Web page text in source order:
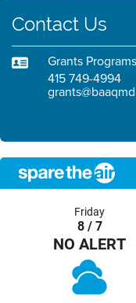
Contact Us
Grants
415 749-4994
Friday
8 / 7
NO ALERT